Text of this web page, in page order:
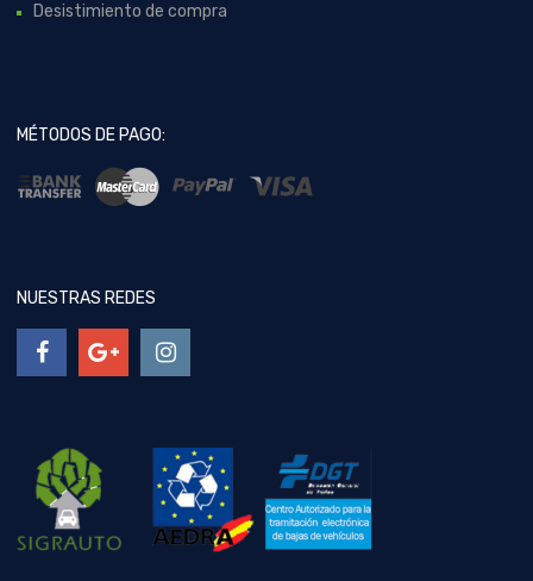
Desistimiento de compra
MÉTODOS DE PAGO:
NUESTRAS REDES